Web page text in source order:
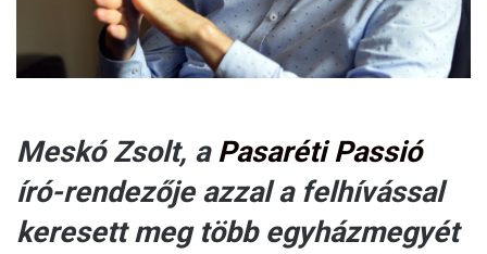
Meskó Zsolt, aPasaréti Passió
író-rendezője azzal a felhívással
keresett meg több egyházmegyét